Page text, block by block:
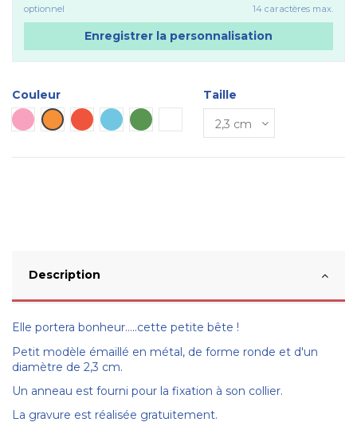
optionnel 14 caractères max.
Enregistrer la personnalisation
Couleur
Rose
OrangeRouge Bleu cielVerte
Taille
Description
Elle portera bonheur.....cette petite bête !
Petit modèle émaillé en métal, de forme ronde et d'un
diamètre de 2,3 cm.
Un anneau est fourni pour la fixation à son collier.
La gravure est réalisée gratuitement.